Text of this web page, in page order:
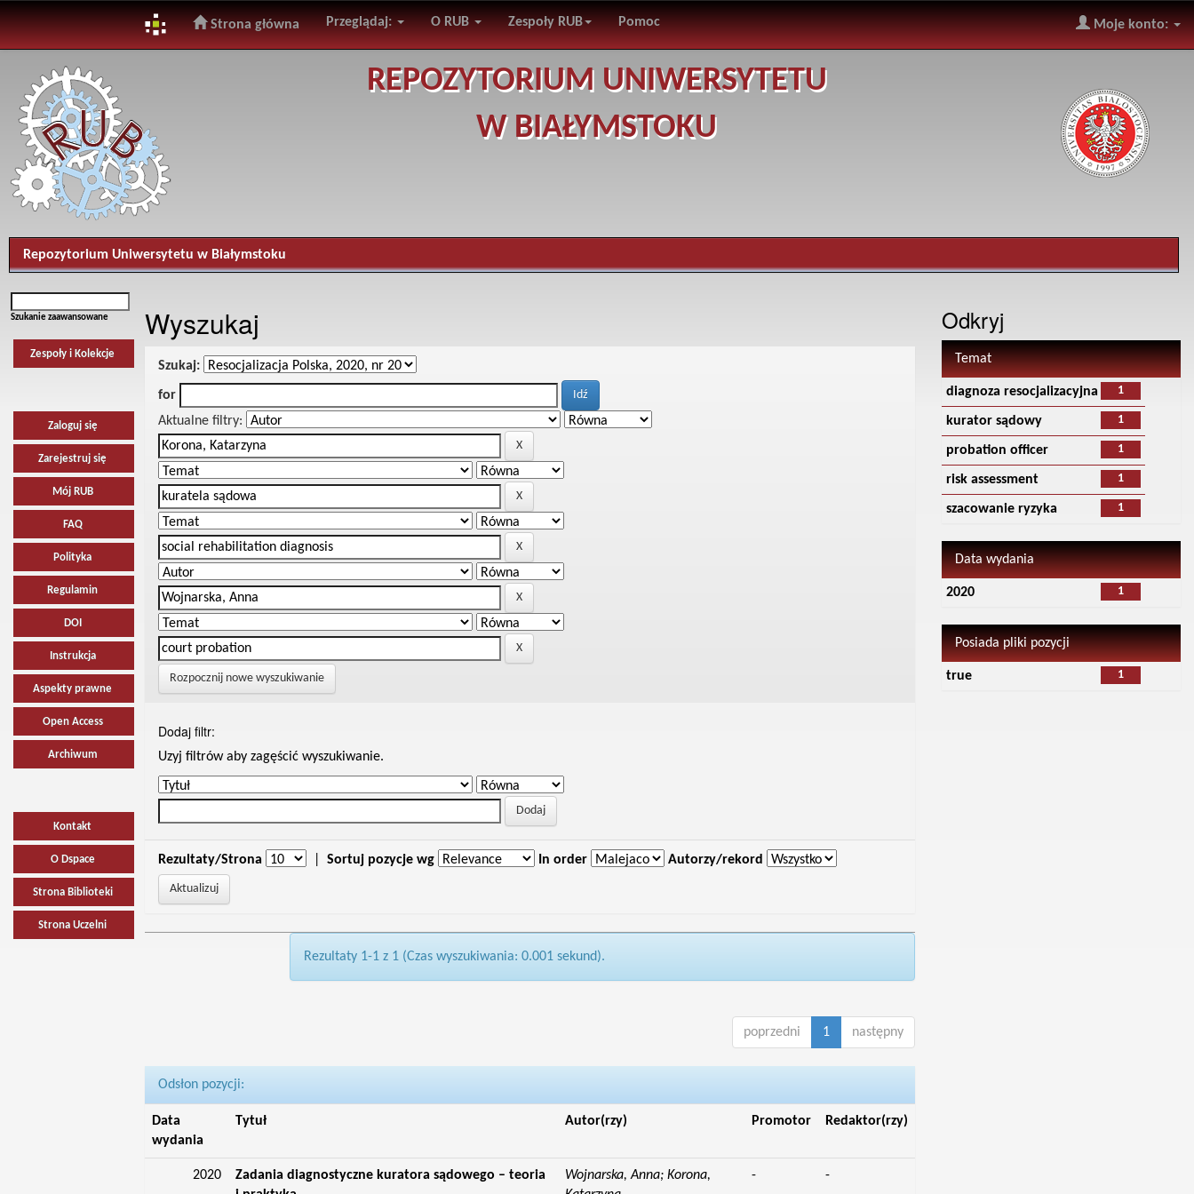
navigation
Strona główna Przeglądaj: O RUB Zespoły RUB Pomoc Moje konto:
REPOZYTORIUM UNIWERSYTETU
W BIAŁYMSTOKU
Repozytorium Uniwersytetu w Białymstoku
Szukanie zaawansowane
Zespoły i Kolekcje
Zaloguj się
Zarejestruj się
Mój RUB
FAQ
Polityka
Regulamin
DOI
Instrukcja
Aspekty prawne
Open Access
Archiwum
Kontakt
O Dspace
Strona Biblioteki
Strona Uczelni
Wyszukaj
Szukaj:
for
Aktualne filtry:
Rozpocznij nowe wyszukiwanie
Dodaj filtr:
Uzyj filtrów aby zagęścić wyszukiwanie.
Rezultaty/Strona Sortuj pozycje wg In order Autorzy/rekord
Rezultaty 1-1 z 1 (Czas wyszukiwania: 0.001 sekund).
poprzedni 1 następny
Odsłon pozycji:
Data
wydania
Tytuł Autor(rzy) Promotor Redaktor(rzy)
2020
Zadania diagnostyczne kuratora sądowego – teoria
Wojnarska, Anna; Korona,
- -
Odkryj
Temat
1
diagnoza resocjalizacyjna
1
kurator sądowy
1
probation officer
1
risk assessment
1
szacowanie ryzyka
Data wydania
1
2020
Posiada pliki pozycji
1
true